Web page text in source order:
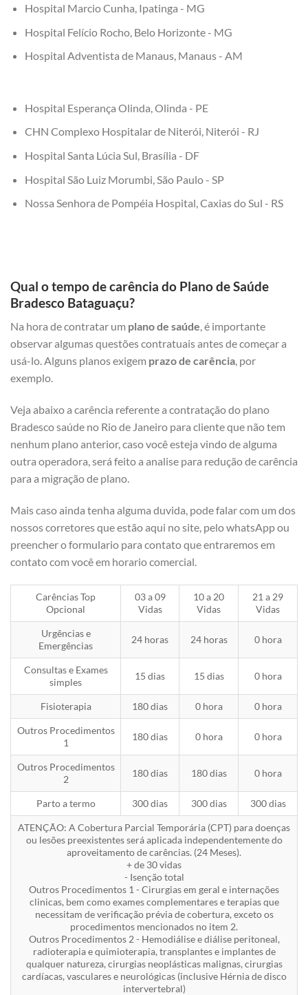
Hospital Marcio Cunha, Ipatinga - MG
Hospital Felício Rocho, Belo Horizonte - MG
Hospital Adventista de Manaus, Manaus - AM
Hospital Esperança Olinda, Olinda - PE
CHN Complexo Hospitalar de Niterói, Niterói - RJ
Hospital Santa Lúcia Sul, Brasília - DF
Hospital São Luiz Morumbi, São Paulo - SP
Nossa Senhora de Pompéia Hospital, Caxias do Sul - RS
Qual o tempo de carência do Plano de Saúde
Bradesco Bataguaçu?
Na hora de contratar um plano de saúde, é importante
observar algumas questões contratuais antes de começar a
usá-lo. Alguns planos exigem prazo de carência, por
exemplo.
Veja abaixo a carência referente a contratação do plano
Bradesco saúde no Rio de Janeiro para cliente que não tem
nenhum plano anterior, caso você esteja vindo de alguma
outra operadora, será feito a analise para redução de carência
para a migração de plano.
Mais caso ainda tenha alguma duvida, pode falar com um dos
nossos corretores que estão aqui no site, pelo whatsApp ou
preencher o formulario para contato que entraremos em
contato com você em horario comercial.
Carências Top
Opcional
03 a 09
Vidas
10 a 20
Vidas
21 a 29
Vidas
Urgências e
Emergências
24 horas 24 horas 0 hora
Consultas e Exames
simples
15 dias 15 dias 0 hora
Fisioterapia 180 dias 0 hora 0 hora
Outros Procedimentos
1
180 dias 0 hora 0 hora
Outros Procedimentos
2
180 dias 180 dias 0 hora
Parto a termo 300 dias 300 dias 300 dias
ATENÇÃO: A Cobertura Parcial Temporária (CPT) para doenças
ou lesões preexistentes será aplicada independentemente do
aproveitamento de carências. (24 Meses).
+ de 30 vidas
- Isenção total
Outros Procedimentos 1 - Cirurgias em geral e internações
clinicas, bem como exames complementares e terapias que
necessitam de verificação prévia de cobertura, exceto os
procedimentos mencionados no item 2.
Outros Procedimentos 2 - Hemodiálise e diálise peritoneal,
radioterapia e quimioterapia, transplantes e implantes de
qualquer natureza, cirurgias neoplásticas malignas, cirurgias
cardíacas, vasculares e neurológicas (inclusive Hérnia de disco
intervertebral)